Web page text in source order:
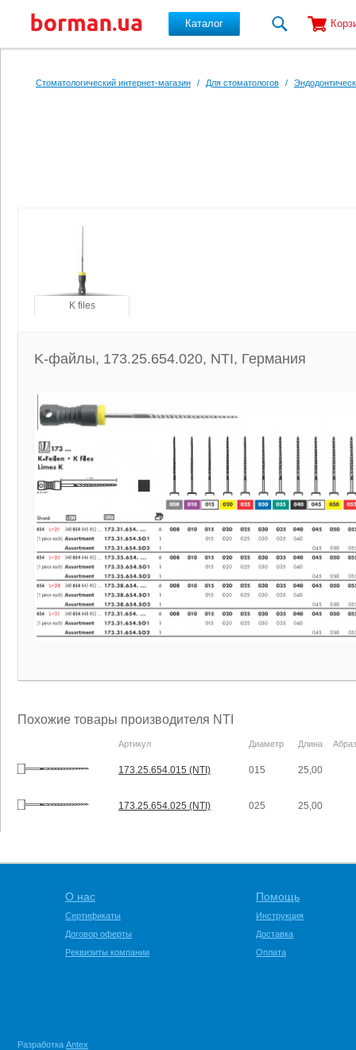
Каталог
Стоматологический интернет-магазин / Для стоматологов /
K files
K-файлы, 173.25.654.020, NTI, Германия
Похожие товары производителя NTI
Артикул Диаметр Длина
173.25.654.015 (NTI) 015 25,00
173.25.654.025 (NTI) 025 25,00
О нас
Сертификаты
Договор оферты
Реквизиты компании
Помощь
Инструкция
Доставка
Оплата
Разработка Antex